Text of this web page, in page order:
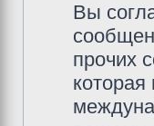
Вы
прочих